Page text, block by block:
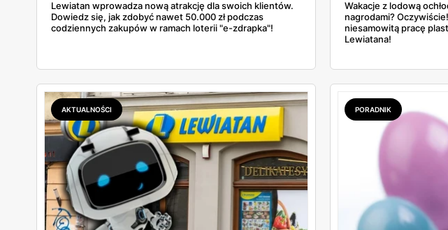
Lewiatan wprowadza nową atrakcję dla swoich klientów.
Dowiedz się, jak zdobyć nawet 50.000 zł podczas
codziennych zakupów w ramach loterii "e-zdrapka"!
Wakacje z lodową
nagrodami?
niesamowitą pracę
Lewiatana!
AKTUALNOŚCI PORADNIK